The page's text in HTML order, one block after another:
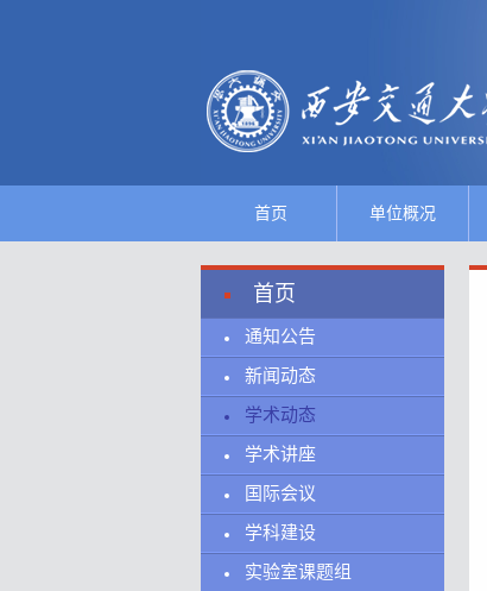
首页 单位概况
首页
通知公告
新闻动态
学术动态
学术讲座
国际会议
学科建设
实验室课题组